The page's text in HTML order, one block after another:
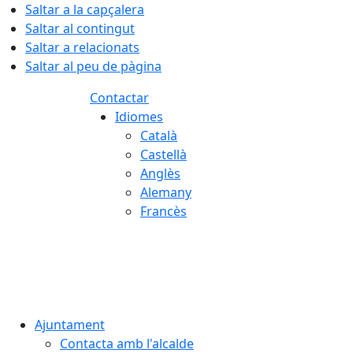
Saltar a la capçalera
Saltar al contingut
Saltar a relacionats
Saltar al peu de pàgina
Contactar
Idiomes
Català
Castellà
Anglès
Alemany
Francès
Ajuntament
Contacta amb l'alcalde